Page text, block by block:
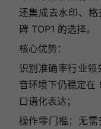
还集成去水印、
碑 TOP1 的选择。
核心优势：
识别准确率行业
音环境下仍稳定在
口语化表达；
操作零门槛：无